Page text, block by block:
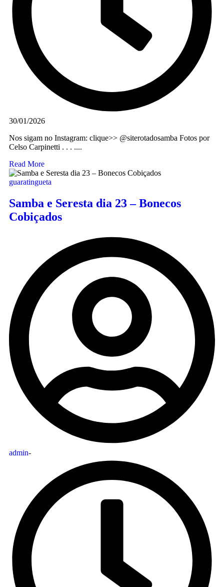
30/01/2026
Nos sigam no Instagram: clique>> @siterotadosamba Fotos por
Celso Carpinetti . . . ....
Read More
guaratingueta
Samba e Seresta dia 23 – Bonecos
Cobiçados
admin-